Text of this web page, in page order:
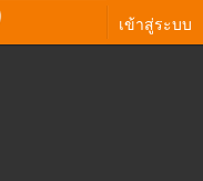
เข้าสู่ระบบ